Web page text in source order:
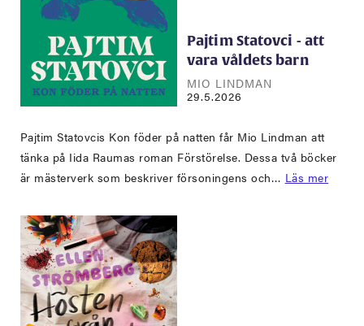
Pajtim Statovci - att
vara våldets barn
MIO LINDMAN
29.5.2026
Pajtim Statovcis Kon föder på natten får Mio Lindman att
tänka på Iida Raumas roman Förstörelse. Dessa två böcker
är mästerverk som beskriver försoningens och… Läs mer